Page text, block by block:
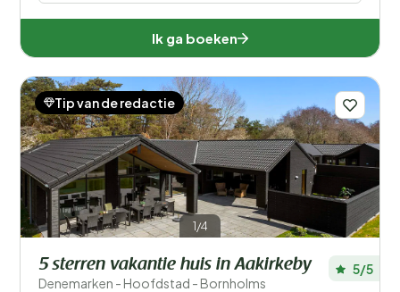
Ik ga boeken
1/4
Tip van de redactie
5 sterren vakantie huis in Aakirkeby
Denemarken - Hoofdstad - Bornholms
5/5